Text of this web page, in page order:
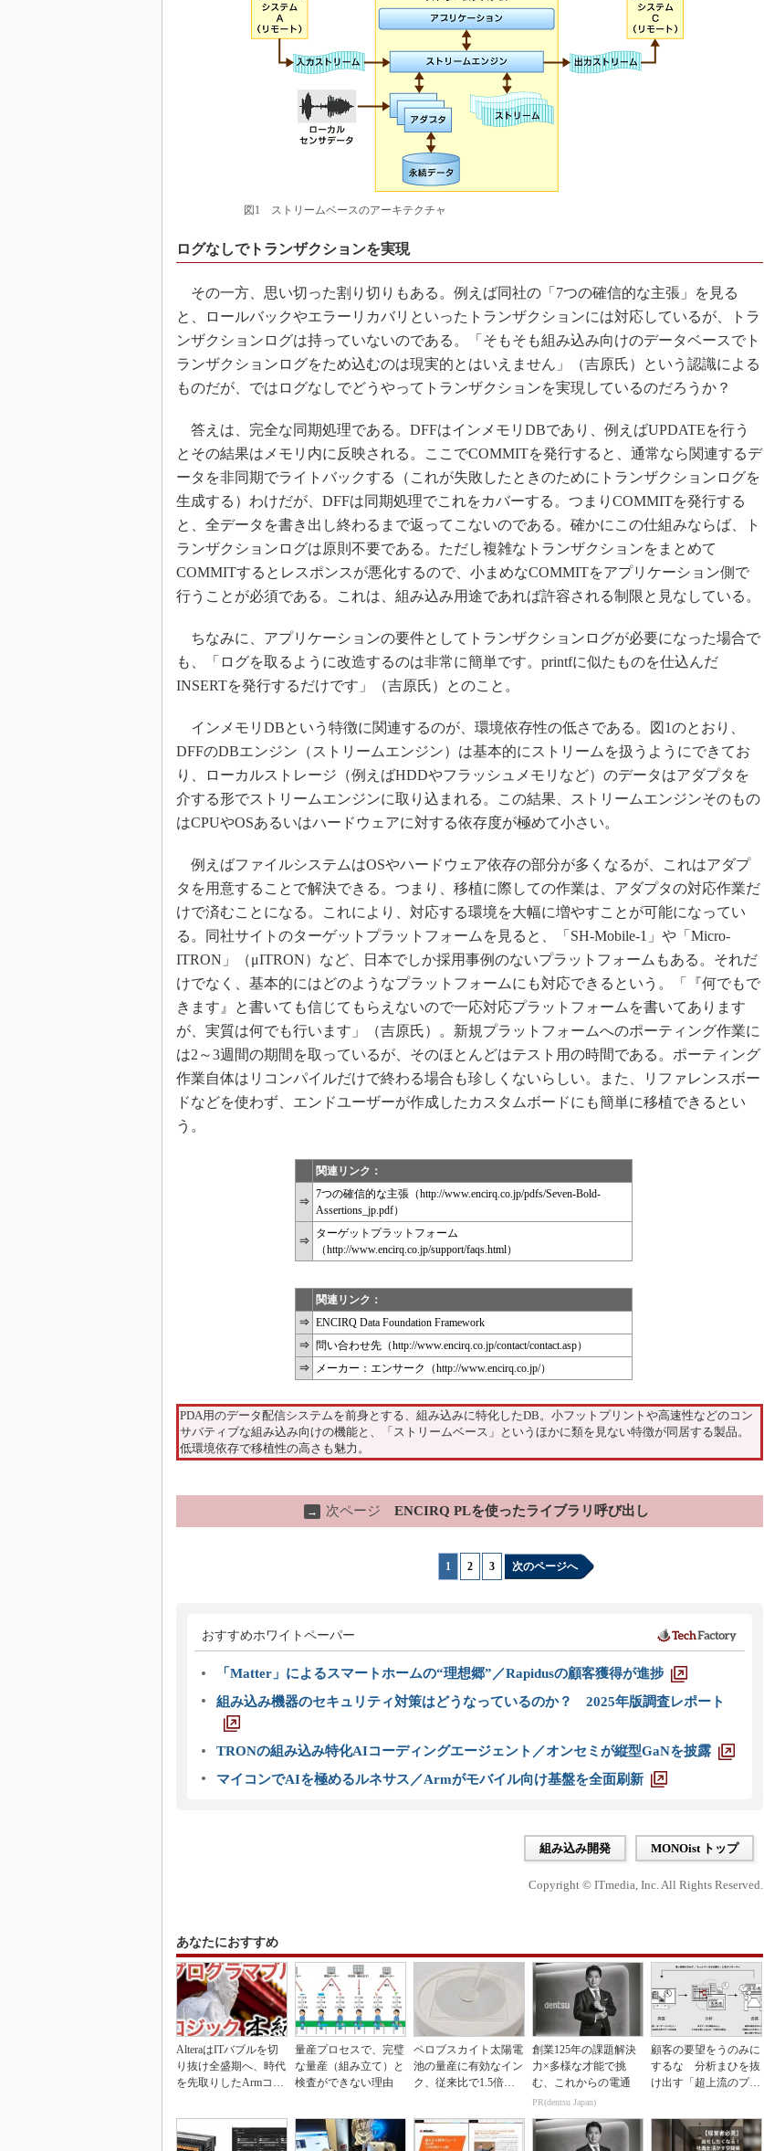
図1 ストリームベースのアーキテクチャ
ログなしでトランザクションを実現
その一方、思い切った割り切りもある。例えば同社の「7つの確信的な主張」を見る
と、ロールバックやエラーリカバリといったトランザクションには対応しているが、トラ
ンザクションログは持っていないのである。「そもそも組み込み向けのデータベースでト
ランザクションログをため込むのは現実的とはいえません」（吉原氏）という認識による
ものだが、ではログなしでどうやってトランザクションを実現しているのだろうか？
答えは、完全な同期処理である。DFFはインメモリDBであり、例えばUPDATEを行う
とその結果はメモリ内に反映される。ここでCOMMITを発行すると、通常なら関連するデ
ータを非同期でライトバックする（これが失敗したときのためにトランザクションログを
生成する）わけだが、DFFは同期処理でこれをカバーする。つまりCOMMITを発行する
と、全データを書き出し終わるまで返ってこないのである。確かにこの仕組みならば、ト
ランザクションログは原則不要である。ただし複雑なトランザクションをまとめて
COMMITするとレスポンスが悪化するので、小まめなCOMMITをアプリケーション側で
行うことが必須である。これは、組み込み用途であれば許容される制限と見なしている。
ちなみに、アプリケーションの要件としてトランザクションログが必要になった場合で
も、「ログを取るように改造するのは非常に簡単です。printfに似たものを仕込んだ
INSERTを発行するだけです」（吉原氏）とのこと。
インメモリDBという特徴に関連するのが、環境依存性の低さである。図1のとおり、
DFFのDBエンジン（ストリームエンジン）は基本的にストリームを扱うようにできてお
り、ローカルストレージ（例えばHDDやフラッシュメモリなど）のデータはアダプタを
介する形でストリームエンジンに取り込まれる。この結果、ストリームエンジンそのもの
はCPUやOSあるいはハードウェアに対する依存度が極めて小さい。
例えばファイルシステムはOSやハードウェア依存の部分が多くなるが、これはアダプ
タを用意することで解決できる。つまり、移植に際しての作業は、アダプタの対応作業だ
けで済むことになる。これにより、対応する環境を大幅に増やすことが可能になってい
る。同社サイトのターゲットプラットフォームを見ると、「SH-Mobile-1」や「Micro-
ITRON」（μITRON）など、日本でしか採用事例のないプラットフォームもある。それだ
けでなく、基本的にはどのようなプラットフォームにも対応できるという。「『何でもで
きます』と書いても信じてもらえないので一応対応プラットフォームを書いてあります
が、実質は何でも行います」（吉原氏）。新規プラットフォームへのポーティング作業に
は2～3週間の期間を取っているが、そのほとんどはテスト用の時間である。ポーティング
作業自体はリコンパイルだけで終わる場合も珍しくないらしい。また、リファレンスボー
ドなどを使わず、エンドユーザーが作成したカスタムボードにも簡単に移植できるとい
う。
関連リンク：
⇒
7つの確信的な主張（http://www.encirq.co.jp/pdfs/Seven-Bold-
Assertions_jp.pdf）
⇒
ターゲットプラットフォーム
（http://www.encirq.co.jp/support/faqs.html）
関連リンク：
⇒ ENCIRQ Data Foundation Framework
⇒ 問い合わせ先（http://www.encirq.co.jp/contact/contact.asp）
⇒
メーカー：エンサーク（http://www.encirq.co.jp/）
PDA用のデータ配信システムを前身とする、組み込みに特化したDB。小フットプリントや高速性などのコン
サバティブな組み込み向けの機能と、「ストリームベース」というほかに類を見ない特徴が同居する製品。
低環境依存で移植性の高さも魅力。
→ 次ページ ENCIRQ PLを使ったライブラリ呼び出し
1 2 3 次のページへ
おすすめホワイトペーパー
「Matter」によるスマートホームの“理想郷”／Rapidusの顧客獲得が進捗
組み込み機器のセキュリティ対策はどうなっているのか？ 2025年版調査レポート
TRONの組み込み特化AIコーディングエージェント／オンセミが縦型GaNを披露
マイコンでAIを極めるルネサス／Armがモバイル向け基盤を全面刷新
組み込み開発 MONOist トップ
Copyright © ITmedia, Inc. All Rights Reserved.
あなたにおすすめ
AlteraはITバブルを切
り抜け全盛期へ、時代
を先取りしたArmコア
量産プロセスで、完璧
な量産（組み立て）と
検査ができない理由
ペロブスカイト太陽電
池の量産に有効なイン
ク、従来比で1.5倍の
創業125年の課題解決
力×多様な才能で挑
む、これからの電通
PR(dentsu Japan)
顧客の要望をうのみに
するな 分析まひを抜
け出す「超上流のプロ